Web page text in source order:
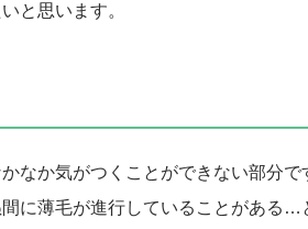
と思います。
なか気がつくことができない部分で
に薄毛が進行していることがある…